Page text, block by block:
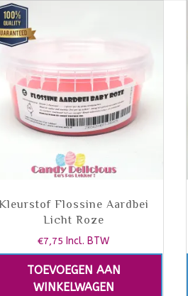
Flossine Aardbei
Licht Roze
€7,75 Incl. BTW
TOEVOEGEN AAN
WINKELWAGEN